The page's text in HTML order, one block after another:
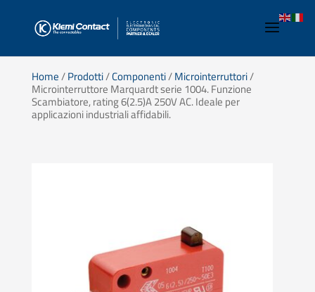
Home/Prodotti/Componenti/Microinterruttori/
Microinterruttore Marquardt serie 1004. Funzione
Scambiatore, rating 6(2.5)A 250V AC. Ideale per
applicazioni industriali affidabili.